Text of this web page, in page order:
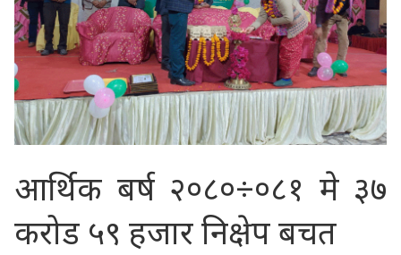
आर्थिक बर्ष २०८०÷०८१ मे ३७
करोड ५९ हजार निक्षेप बचत